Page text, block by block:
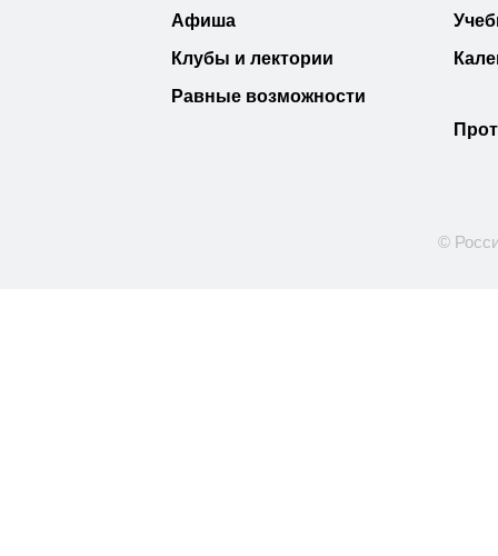
Афиша
Клубы и лектории
Равные возможности
©